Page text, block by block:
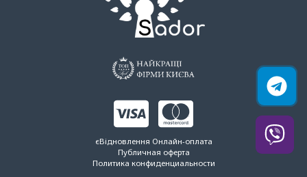
єВідновлення Онлайн-оплата
Публичная оферта
Политика конфиденциальности